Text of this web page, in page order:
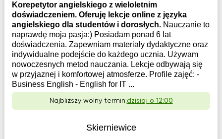
Korepetytor angielskiego z wieloletnim
doświadczeniem. Oferuję lekcje online z języka
angielskiego dla studentów i dorosłych. Nauczanie to
naprawdę moja pasja:) Posiadam ponad 6 lat
doświadczenia. Zapewniam materiały dydaktyczne oraz
indywidualne podejście do każdego ucznia. Używam
nowoczesnych metod nauczania. Lekcje odbywają się
w przyjaznej i komfortowej atmosferze. Profile zajęć: -
Business English - English for IT ...
Najbliższy wolny termin:dzisiaj o 12:00
Skierniewice